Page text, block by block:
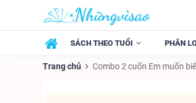
SÁCH THEO TUỔI PHÂN
Trang chủ Combo 2 cuốn Em muốn